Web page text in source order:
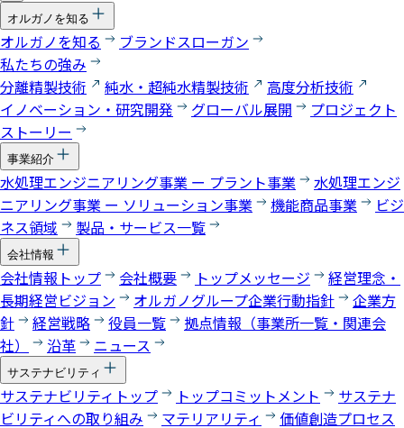
オルガノを知る
オルガノを知る
ブランドスローガン
私たちの強み
分離精製技術
純水・超純水精製技術
高度分析技術
イノベーション・研究開発
グローバル展開
プロジェクト
ストーリー
事業紹介
水処理エンジニアリング事業 ー プラント事業
水処理エンジ
ニアリング事業 ー ソリューション事業
機能商品事業
ビジ
ネス領域
製品・サービス一覧
会社情報
会社情報トップ 会社概要 トップメッセージ
経営理念・
長期経営ビジョン
オルガノグループ企業行動指針
企業方
針
経営戦略 役員一覧
拠点情報（事業所一覧・関連会
社）
沿革 ニュース
サステナビリティ
サステナビリティトップ トップコミットメント
サステナ
ビリティへの取り組み
マテリアリティ 価値創造プロセス